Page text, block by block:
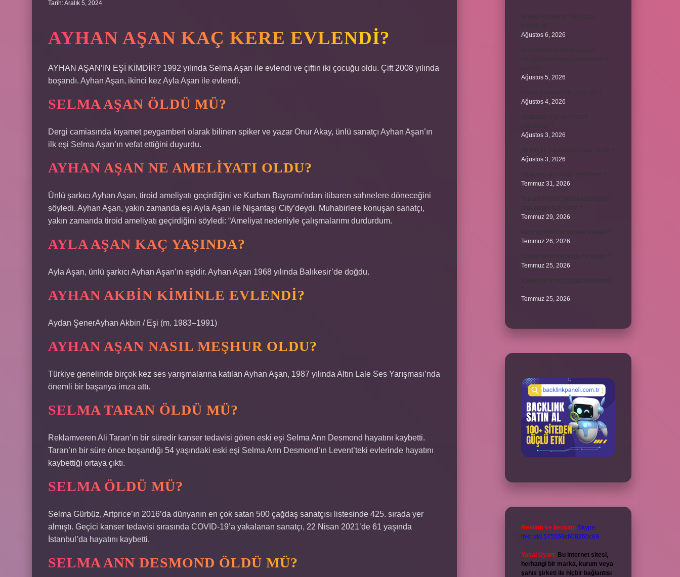
Tarih: Aralık 5, 2024
AYHAN AŞAN KAÇ KERE EVLENDI?
AYHAN AŞAN’IN EŞİ KİMDİR? 1992 yılında Selma Aşan ile evlendi ve çiftin iki çocuğu oldu. Çift 2008 yılında
boşandı. Ayhan Aşan, ikinci kez Ayla Aşan ile evlendi.
SELMA AŞAN ÖLDÜ MÜ?
Dergi camiasında kıyamet peygamberi olarak bilinen spiker ve yazar Onur Akay, ünlü sanatçı Ayhan Aşan’ın
ilk eşi Selma Aşan’ın vefat ettiğini duyurdu.
AYHAN AŞAN NE AMELIYATI OLDU?
Ünlü şarkıcı Ayhan Aşan, tiroid ameliyatı geçirdiğini ve Kurban Bayramı’ndan itibaren sahnelere döneceğini
söyledi. Ayhan Aşan, yakın zamanda eşi Ayla Aşan ile Nişantaşı City’deydi. Muhabirlere konuşan sanatçı,
yakın zamanda tiroid ameliyatı geçirdiğini söyledi: “Ameliyat nedeniyle çalışmalarımı durdurdum.
AYLA AŞAN KAÇ YAŞINDA?
Ayla Aşan, ünlü şarkıcı Ayhan Aşan’ın eşidir. Ayhan Aşan 1968 yılında Balıkesir’de doğdu.
AYHAN AKBIN KIMINLE EVLENDI?
Aydan ŞenerAyhan Akbin / Eşi (m. 1983–1991)
AYHAN AŞAN NASIL MEŞHUR OLDU?
Türkiye genelinde birçok kez ses yarışmalarına katılan Ayhan Aşan, 1987 yılında Altın Lale Ses Yarışması’nda
önemli bir başarıya imza attı.
SELMA TARAN ÖLDÜ MÜ?
Reklamveren Ali Taran’ın bir süredir kanser tedavisi gören eski eşi Selma Ann Desmond hayatını kaybetti.
Taran’ın bir süre önce boşandığı 54 yaşındaki eski eşi Selma Ann Desmond’ın Levent’teki evlerinde hayatını
kaybettiği ortaya çıktı.
SELMA ÖLDÜ MÜ?
Selma Gürbüz, Artprice’ın 2016’da dünyanın en çok satan 500 çağdaş sanatçısı listesinde 425. sırada yer
almıştı. Geçici kanser tedavisi sırasında COVID-19’a yakalanan sanatçı, 22 Nisan 2021’de 61 yaşında
İstanbul’da hayatını kaybetti.
SELMA ANN DESMOND ÖLDÜ MÜ?
Ağustos 6, 2026
Ağustos 5, 2026
Ağustos 4, 2026
Ağustos 3, 2026
Ağustos 3, 2026
Temmuz 31, 2026
Temmuz 29, 2026
Temmuz 26, 2026
Temmuz 25, 2026
Temmuz 25, 2026
Reklam ve İletişim: Skype:
live:.cid.575569c608265c69
Yasal Uyarı: Bu internet sitesi,
herhangi bir marka, kurum veya
şahıs şirketi ile hiçbir bağlantısı